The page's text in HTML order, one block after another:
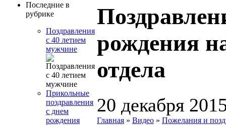
Последние в
рубрике
Поздравления
с 40 летием
мужчине
Прикольные
поздравления
с днем
рождения
рождения
отдела
20 декабря
Главная » Видео » Пожелания и